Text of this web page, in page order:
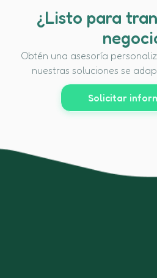
¿Listo para
Obtén una asesoría
nuestras soluciones se
Solicitar